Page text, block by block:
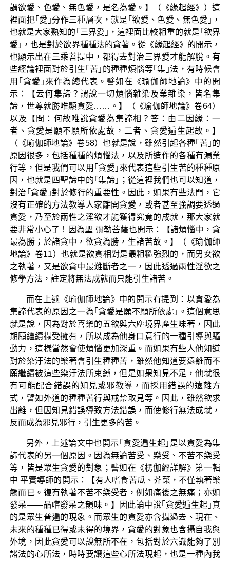
謂欲愛、色愛、無色愛，是名為愛。】（《緣起經》）這
裡面把｢愛｣分作三種層次，就是｢欲愛、色愛、無色愛｣，
也就是大家熟知的｢三界愛｣，這裡面比較粗重的就是｢欲界
愛｣，也是對於欲界種種法的貪著。從《緣起經》的開示，
也顯示出在三乘菩提中，都得去對治三界愛才能解脫。有
些經論裡面對於引生｢苦｣的種種煩惱等｢集｣法，有時候會
用｢貪愛｣來作為總代表。譬如在《瑜伽師地論》中的開
示：【云何集諦？謂說一切煩惱雜染及業雜染，皆名集
諦，世尊就勝唯顯貪愛……。】（《瑜伽師地論》卷64）
以及【問：何故唯說貪愛為集諦相？答：由二因緣：一
者、貪愛是願不願所依處故，二者、貪愛遍生起故。】
（《瑜伽師地論》卷58）也就是說，雖然引起各種｢苦｣的
原因很多，包括種種的煩惱法，以及所造作的各種有漏業
行等，但是我們可以用｢貪愛｣來代表這些引生苦的種種原
因，也就是四聖諦中的｢集諦｣；從這裡我們也可以知道，
對治｢貪愛｣對於修行的重要性。因此，如果有些法門，它
沒有正確的方法教導人家離開貪愛，或者甚至強調要透過
貪愛，乃至於兩性之淫欲才能獲得究竟的成就，那大家就
要非常小心了！因為聖 彌勒菩薩也開示：【諸煩惱中，貪
最為勝；於諸貪中，欲貪為勝，生諸苦故。】（《瑜伽師
地論》卷11）也就是欲貪相對是最粗糙強烈的，而男女欲
之執著，又是欲貪中最難斷者之一，因此透過兩性淫欲之
修學方法，註定將無法成就而只能引生諸苦。
而在上述《瑜伽師地論》中的開示有提到：以貪愛為
集諦代表的原因之一為｢貪愛是願不願所依處｣。這個意思
就是說，因為對於喜樂的五欲與六塵境界產生味著，因此
期願繼續攝受擁有，所以成為他身口意行的一種引導與驅
動力，這樣當然會使煩惱更加深重。而如果有些人他知道
對於染汙法的樂著會引生種種苦，雖然他知道要遠離而不
願繼續被這些染汙法所束縛，但是如果知見不足，他就很
有可能配合錯誤的知見或邪教導，而採用錯誤的遠離方
式，譬如外道的種種苦行與戒禁取見等。因此，雖然欲求
出離，但因知見錯誤導致方法錯誤，而使修行無法成就，
反而成為邪見邪行，引生更多的苦。
另外，上述論文中也開示｢貪愛遍生起｣是以貪愛為集
諦代表的另一個原因。因為無論苦受、樂受、不苦不樂受
等，皆是眾生貪愛的對象；譬如在《楞伽經詳解》第一輯
中 平實導師的開示：【有人嗜食苦瓜、芥菜，不僅執著樂
觸而已。復有執著不苦不樂受者，例如痛後之無痛；亦如
發呆——品嚐發呆之韻味。】因此論中說｢貪愛遍生起｣真
的是眾生普遍的現象。而眾生的貪愛亦含攝過去、現在、
未來的種種已得或未得的境界，貪愛的對象也含攝自我與
外境，因此貪愛可以說無所不在，包括對於六識能夠了別
諸法的心所法，時時要讓這些心所法現起，也是一種內我